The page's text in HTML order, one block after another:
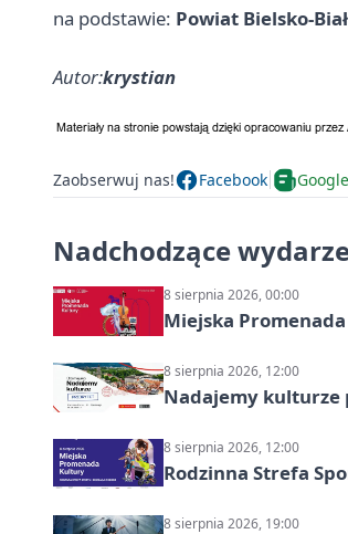
na podstawie: Powiat Bielsko-
Autor:krystian
Zaobserwuj nas! Facebook
Nadchodzące
8 sierpnia 2026, 00:00
Miejska
8 sierpnia 2026, 12:00
Nadajemy
8 sierpnia 2026, 12:00
Rodzinna Strefa
8 sierpnia 2026, 19:00